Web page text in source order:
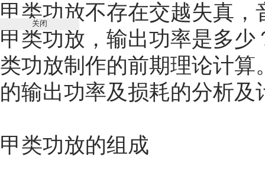
甲类功放不存在交越失真
甲类功放，输出功率是多
类功放制作的前期理论计
的输出功率及损耗的分析及
甲类功放的组成
关闭